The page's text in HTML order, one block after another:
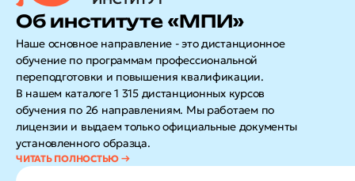
Об институте «МПИ»
Наше основное направление - это дистанционное
обучение по программам профессиональной
переподготовки и повышения квалификации.
В нашем каталоге 1 315 дистанционных курсов
обучения по 26 направлениям. Мы работаем по
лицензии и выдаем только официальные документы
установленного образца.